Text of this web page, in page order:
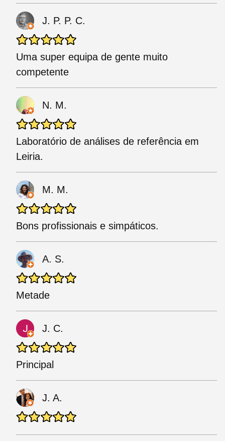
J. P. P. C.
Uma super equipa de gente muito
competente
N. M.
Laboratório de análises de referência em
Leiria.
M. M.
Bons profissionais e simpáticos.
A. S.
Metade
J. C.
Principal
J. A.